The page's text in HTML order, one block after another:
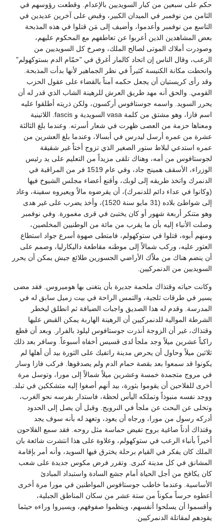
حكم على سبعين من كبار السويديين بالإعدام. وقطعت رؤوسهم في
الثامن من نوفمبر في الميدان الكبير، وقبض على آخرين عديدين في
التاسع من نوفمبر وأعدموا، وأضيف إلى مَن قتلوا في هذه المذبحة
بعض المشاهدين الذين أعربوا عن تعاطفهم مع المحكوم عليهم،
وصودرت أملاك الموتى لصالح الملك، وصرخ كل السويديين من
الرعب، وقال الناس إن اتحاد كالمار أغرق في "حمّام الدم بستوكهولم"
وانحطت مكانة الكنيسة كثيراً في نظر الجماهير لأنها بدأت المذبحة.
وقد رأى كريستيان أن يجعل حكمه آمناً بالقضاء على عقول الحزب
القومي. والحق أنه مهد طريق العرش للرهينة الشاب الذي قدر له أن
يحرر السويد. واسمه جوستافوس أركسون، ولكن ذريته أطلقوا عليه
اسم فازا، وهو مشتق من كلمة vasa السويدية و fascis. اللاتينية
ومعناها حزمة من العصى ظهرت في شعار أسرته. وعندما بلغ الثالثة
عشرة من عمره أرسل ليدرس في أبسالا، وعندما بلغ العشرين من
عمره استدعي لبلاط ستور الصغير الذي تزوج أختاً غير شقيقة
لجوستافوس من أمه، وهناك تلقى مزيداً من التعليم على يد رئيس
الوزراء، الأسقف همينج جاد، وفي عام 1519 فر من المراقبة في
الدنمرك واتخذ طريقه إلى لوبك، وأقنع أعضاء مجلس الشيوخ فيها
(وكانوا في عداء دائم للدنمرك)، أن يقرضوه مالاً ويعيروه سفينة، وعاد
إلى شواطئ بلاده (31 مايو سنة 1520)، وأخذ يضرب على غير هدى
وهو متنكر أربعة شهور أو كان يختبئ في قرى مغمورة. وفي نوفمبر
وصلت الأنباء إليه بأن ما يقرب من مائة من الوطنيين المخلصين،
ومنهم أبوه، قتلوا في ستوكهولم، فامتطى صهوة أسرع جواد استطاع
العثور عليه، وركب شمالاً إلى موطنه مقاطعة داليكارليا، وصمم على
أن ينضم هناك من ملاّك الأراضي الجسورين طلائع جيش يمكن أن يحرر
السويديين من الدنمركيين.
وكانت حياته وقتذاك ملحمة جديرة بأن يتغنى بها هوميروس. فقد مضى
يسير في طرقات ثلجية، والتمس الراحة في بيت زميل سابق له في
المدرسة. وقدم له هذا الصديق واجبات الضيافة ثم انطلق ليخطر
الشرطة الموالية للدنمركيين أن الرهينة الهاربة يمكن القبض عليها
وقتذاك، غير أن الزوجة أنذرت جوستافوس ليلوذ بالفرار. وبعد أن قطع
راكباً عشرين ميلاً وجد ملجأ لدى قسيس أخفاه أسبوعاً. وسافر بعد ذلك
ثلاثين ميلاً وحاول أن يحرض مدينة راتفيك على الثورة بيد أن أهلها لم
يكونوا قد سمعوا بعد بقصة حمام الدم ولم يصدقوها. فركب فازا وسار
في مروج متجمدة خمسة وعشرين ميلاً شمالاً إلى مورا، وتوسل مرة
أخرى للفلاحين أن يقوموا بثورة، بيد أنهم أصغوا إليه متشككين في تبلد.
ووجد نفسه منبوذاً وتملكه اليأس لحظة، فاستدار بفرسه نحو الغرب،
وتخلى عن البحث عن ملجأ في النرويج. وقبل أن يصل إلى الحدود
أدركه رسول من مورا، ورجاه أن يعود، وتعهد له بأنه سوف يجد
وقتذاك أذناً صاغية بروح تفيض حماسة مثل روحه. فقد سمع الفلاحون
أخيراً بأنباء الرعب في ستوكهولم، وعلاوة على هذا انتشرت شائعة بان
الملك كان يفكر في القيام برحلة يخترق فيها السويد، وأنه أمر بإقامة
المشانق في كل مدينة كبرى. وتقرر فرض مكوس جديدة على شعب
كان يكافح من أجل الحياة أمام جشع السادة واستبداد المبادئ
الأساسية. وعندما خاطب جوستافوس المواطنين في مورا مرة أخرى
أعطوه حرساً مكوناً من ستة عشر من سكان المناطق الجبلية،
وأقسموا أن يسلحوا أنفسهم، وينظموا صفوفهم، ويسيروا وراءه حيثما
يقودهم لمقاتلة الدنمركيين.